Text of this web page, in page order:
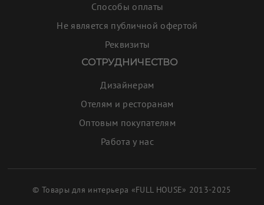
Способы оплаты
Не является публичной офертой
Реквизиты
СОТРУДНИЧЕСТВО
Дизайнерам
Отелям и ресторанам
Оптовым покупателям
Работа у нас
© Товары для интерьера «FULL HOUSE» 2013-2025